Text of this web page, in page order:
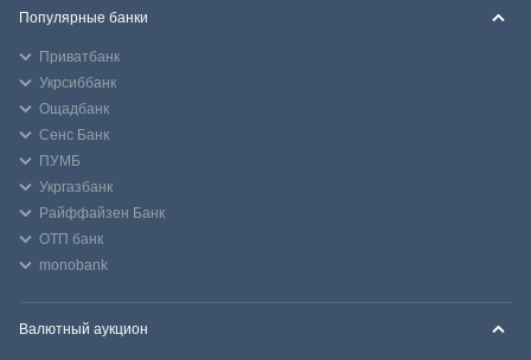
Популярные банки
Приватбанк
Укрсиббанк
Ощадбанк
Сенс Банк
ПУМБ
Укргазбанк
Райффайзен Банк
ОТП банк
monobank
Валютный аукцион